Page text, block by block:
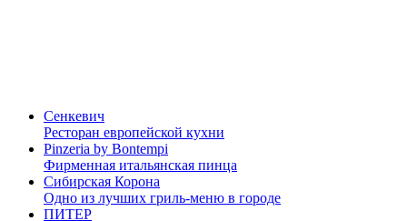
Сенкевич
Ресторан европейской кухни
Pinzeria by Bontempi
Фирменная итальянская пинца
Сибирская Корона
Одно из лучших гриль-меню в городе
ПИТЕР